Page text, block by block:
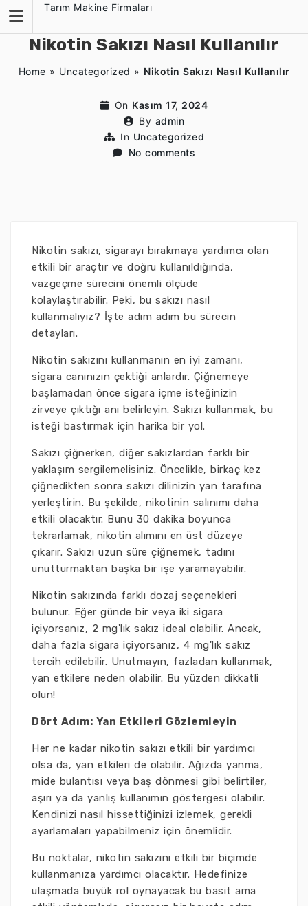
content
Tarım Makine Firmaları
Nikotin Sakızı Nasıl Kullanılır
Home » Uncategorized » Nikotin Sakızı Nasıl Kullanılır
On Kasım 17, 2024
By admin
In Uncategorized
No comments
Nikotin sakızı, sigarayı bırakmaya yardımcı olan
etkili bir araçtır ve doğru kullanıldığında,
vazgeçme sürecini önemli ölçüde
kolaylaştırabilir. Peki, bu sakızı nasıl
kullanmalıyız? İşte adım adım bu sürecin
detayları.
Nikotin sakızını kullanmanın en iyi zamanı,
sigara canınızın çektiği anlardır. Çiğnemeye
başlamadan önce sigara içme isteğinizin
zirveye çıktığı anı belirleyin. Sakızı kullanmak, bu
isteği bastırmak için harika bir yol.
Sakızı çiğnerken, diğer sakızlardan farklı bir
yaklaşım sergilemelisiniz. Öncelikle, birkaç kez
çiğnedikten sonra sakızı dilinizin yan tarafına
yerleştirin. Bu şekilde, nikotinin salınımı daha
etkili olacaktır. Bunu 30 dakika boyunca
tekrarlamak, nikotin alımını en üst düzeye
çıkarır. Sakızı uzun süre çiğnemek, tadını
unutturmaktan başka bir işe yaramayabilir.
Nikotin sakızında farklı dozaj seçenekleri
bulunur. Eğer günde bir veya iki sigara
içiyorsanız, 2 mg'lık sakız ideal olabilir. Ancak,
daha fazla sigara içiyorsanız, 4 mg'lık sakız
tercih edilebilir. Unutmayın, fazladan kullanmak,
yan etkilere neden olabilir. Bu yüzden dikkatli
olun!
Dört Adım: Yan Etkileri Gözlemleyin
Her ne kadar nikotin sakızı etkili bir yardımcı
olsa da, yan etkileri de olabilir. Ağızda yanma,
mide bulantısı veya baş dönmesi gibi belirtiler,
aşırı ya da yanlış kullanımın göstergesi olabilir.
Kendinizi nasıl hissettiğinizi izlemek, gerekli
ayarlamaları yapabilmeniz için önemlidir.
Bu noktalar, nikotin sakızını etkili bir biçimde
kullanmanıza yardımcı olacaktır. Hedefinize
ulaşmada büyük rol oynayacak bu basit ama